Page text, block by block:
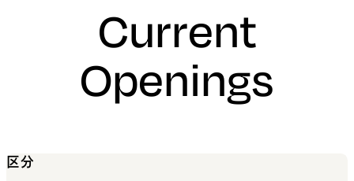
Current
Openings
区分